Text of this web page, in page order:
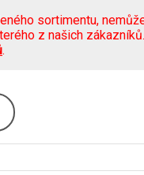
sortimentu,
z našich
.